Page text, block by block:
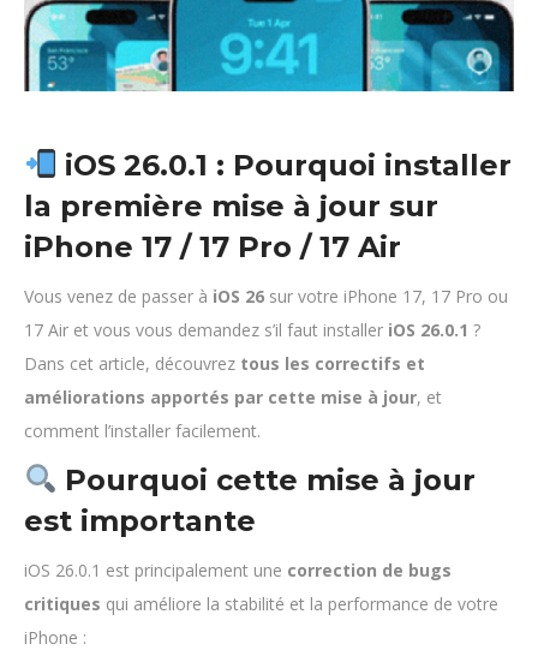
iOS 26.0.1 : Pourquoi installer
la première mise à jour sur
iPhone 17 / 17 Pro / 17 Air
Vous venez de passer à iOS 26 sur votre iPhone 17, 17 Pro ou
17 Air et vous vous demandez s’il faut installer iOS 26.0.1 ?
Dans cet article, découvrez tous les correctifs et
améliorations apportés par cette mise à jour, et
comment l’installer facilement.
Pourquoi cette mise à jour
est importante
iOS 26.0.1 est principalement une correction de bugs
critiques qui améliore la stabilité et la performance de votre
iPhone :